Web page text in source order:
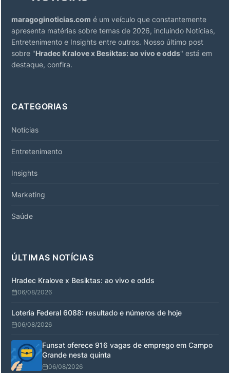
maragoginoticias.com é um veículo que constantemente
apresenta matérias sobre temas de 2026, incluindo Notícias,
Entretenimento e Insights entre outros. Nosso último post
sobre "Hradec Kralove x Besiktas: ao vivo e odds" está em
destaque, confira.
CATEGORIAS
Notícias
Entretenimento
Insights
Marketing
Saúde
ÚLTIMAS NOTÍCIAS
Hradec Kralove x Besiktas: ao vivo e odds
06/08/2026
Loteria Federal 6088: resultado e números de hoje
06/08/2026
Funsat oferece 916 vagas de emprego em Campo
Grande nesta quinta
06/08/2026